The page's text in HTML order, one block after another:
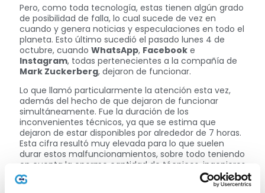
Pero, como toda tecnología, estas tienen algún grado
de posibilidad de falla, lo cual sucede de vez en
cuando y genera noticias y especulaciones en todo el
planeta. Esto último sucedió el pasado lunes 4 de
octubre, cuando WhatsApp, Facebook e
Instagram, todas pertenecientes a la compañía de
Mark Zuckerberg, dejaron de funcionar.
Lo que llamó particularmente la atención esta vez,
además del hecho de que dejaron de funcionar
simultáneamente. Fue la duración de los
inconvenientes técnicos, ya que se estima que
dejaron de estar disponibles por alrededor de 7 horas.
Esta cifra resultó muy elevada para lo que suelen
durar estos malfuncionamientos, sobre todo teniendo
en cuenta la enorme cantidad de técnicos, ingenieros
y especialistas con los que trabaja Facebook y que
pueden solucionar estas situaciones.